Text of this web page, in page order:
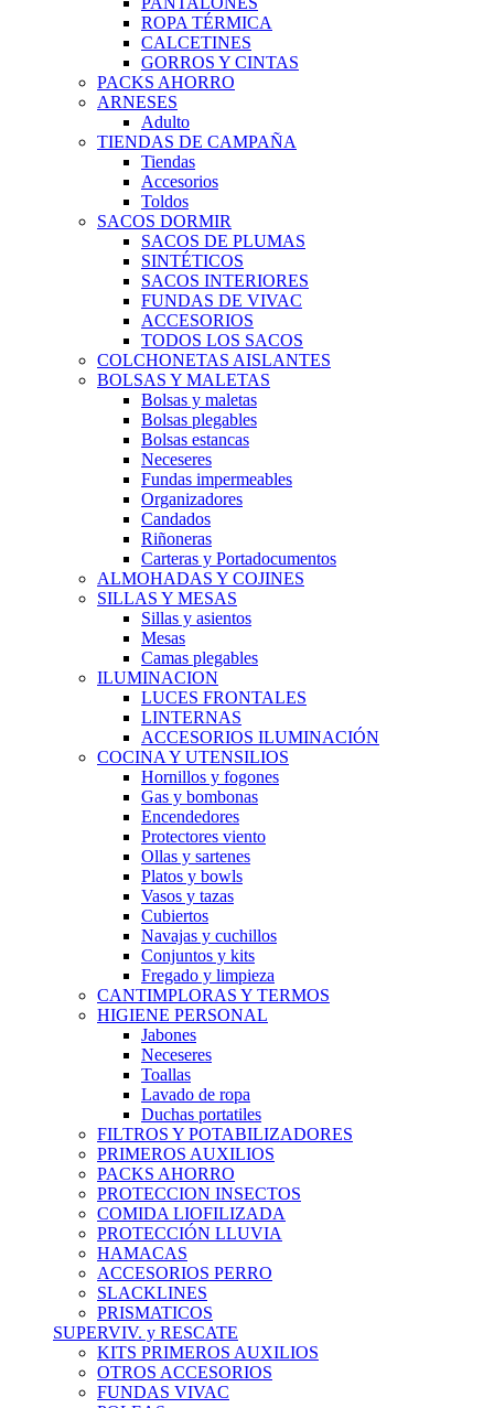
ROPA TÉRMICA
CALCETINES
GORROS Y CINTAS
PACKS AHORRO
ARNESES
Adulto
TIENDAS DE CAMPAÑA
Tiendas
Accesorios
Toldos
SACOS DORMIR
SACOS DE PLUMAS
SINTÉTICOS
SACOS INTERIORES
FUNDAS DE VIVAC
ACCESORIOS
TODOS LOS SACOS
COLCHONETAS AISLANTES
BOLSAS Y MALETAS
Bolsas y maletas
Bolsas plegables
Bolsas estancas
Neceseres
Fundas impermeables
Organizadores
Candados
Riñoneras
Carteras y Portadocumentos
ALMOHADAS Y COJINES
SILLAS Y MESAS
Sillas y asientos
Mesas
Camas plegables
ILUMINACION
LUCES FRONTALES
LINTERNAS
ACCESORIOS ILUMINACIÓN
COCINA Y UTENSILIOS
Hornillos y fogones
Gas y bombonas
Encendedores
Protectores viento
Ollas y sartenes
Platos y bowls
Vasos y tazas
Cubiertos
Navajas y cuchillos
Conjuntos y kits
Fregado y limpieza
CANTIMPLORAS Y TERMOS
HIGIENE PERSONAL
Jabones
Neceseres
Toallas
Lavado de ropa
Duchas portatiles
FILTROS Y POTABILIZADORES
PRIMEROS AUXILIOS
PACKS AHORRO
PROTECCION INSECTOS
COMIDA LIOFILIZADA
PROTECCIÓN LLUVIA
HAMACAS
ACCESORIOS PERRO
SLACKLINES
PRISMATICOS
SUPERVIV. y RESCATE
KITS PRIMEROS AUXILIOS
OTROS ACCESORIOS
FUNDAS VIVAC